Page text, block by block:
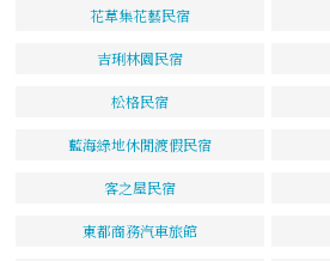
花草集花藝民宿
吉琍林園民宿
松格民宿
藍海綠地休閒渡假民宿
客之屋民宿
東都商務汽車旅館